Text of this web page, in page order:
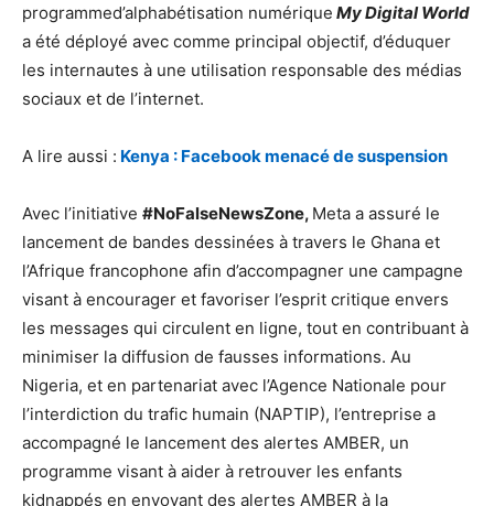
programmed’alphabétisation numérique My Digital World
a été déployé avec comme principal objectif, d’éduquer
les internautes à une utilisation responsable des médias
sociaux et de l’internet.
A lire aussi : Kenya : Facebook menacé de suspension
Avec l’initiative #NoFalseNewsZone, Meta a assuré le
lancement de bandes dessinées à travers le Ghana et
l’Afrique francophone afin d’accompagner une campagne
visant à encourager et favoriser l’esprit critique envers
les messages qui circulent en ligne, tout en contribuant à
minimiser la diffusion de fausses informations. Au
Nigeria, et en partenariat avec l’Agence Nationale pour
l’interdiction du trafic humain (NAPTIP), l’entreprise a
accompagné le lancement des alertes AMBER, un
programme visant à aider à retrouver les enfants
kidnappés en envoyant des alertes AMBER à la